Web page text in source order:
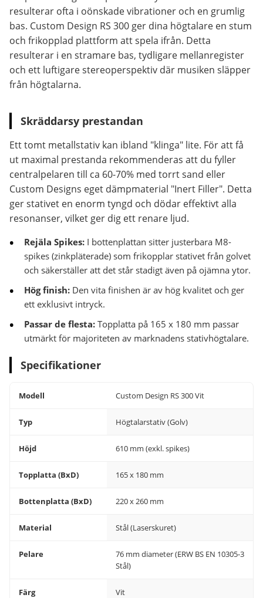
resulterar ofta i oönskade vibrationer och en grumlig
bas. Custom Design RS 300 ger dina högtalare en stum
och frikopplad plattform att spela ifrån. Detta
resulterar i en stramare bas, tydligare mellanregister
och ett luftigare stereoperspektiv där musiken släpper
från högtalarna.
Skräddarsy prestandan
Ett tomt metallstativ kan ibland "klinga" lite. För att få
ut maximal prestanda rekommenderas att du fyller
centralpelaren till ca 60-70% med torrt sand eller
Custom Designs eget dämpmaterial "Inert Filler". Detta
ger stativet en enorm tyngd och dödar effektivt alla
resonanser, vilket ger dig ett renare ljud.
Rejäla Spikes: I bottenplattan sitter justerbara M8-
spikes (zinkpläterade) som frikopplar stativet från golvet
och säkerställer att det står stadigt även på ojämna ytor.
Hög finish: Den vita finishen är av hög kvalitet och ger
ett exklusivt intryck.
Passar de flesta: Topplatta på 165 x 180 mm passar
utmärkt för majoriteten av marknadens stativhögtalare.
Specifikationer
Modell Custom Design RS 300 Vit
Typ Högtalarstativ (Golv)
Höjd 610 mm (exkl. spikes)
Topplatta (BxD) 165 x 180 mm
Bottenplatta (BxD) 220 x 260 mm
Material Stål (Laserskuret)
Pelare
76 mm diameter (ERW BS EN 10305-3
Stål)
Färg Vit